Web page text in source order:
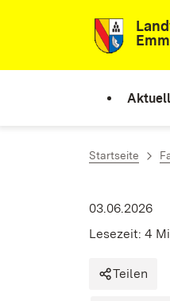
Zum Inhalt springen
Startseite
03.06.2026
Lesezeit: 4
Teilen